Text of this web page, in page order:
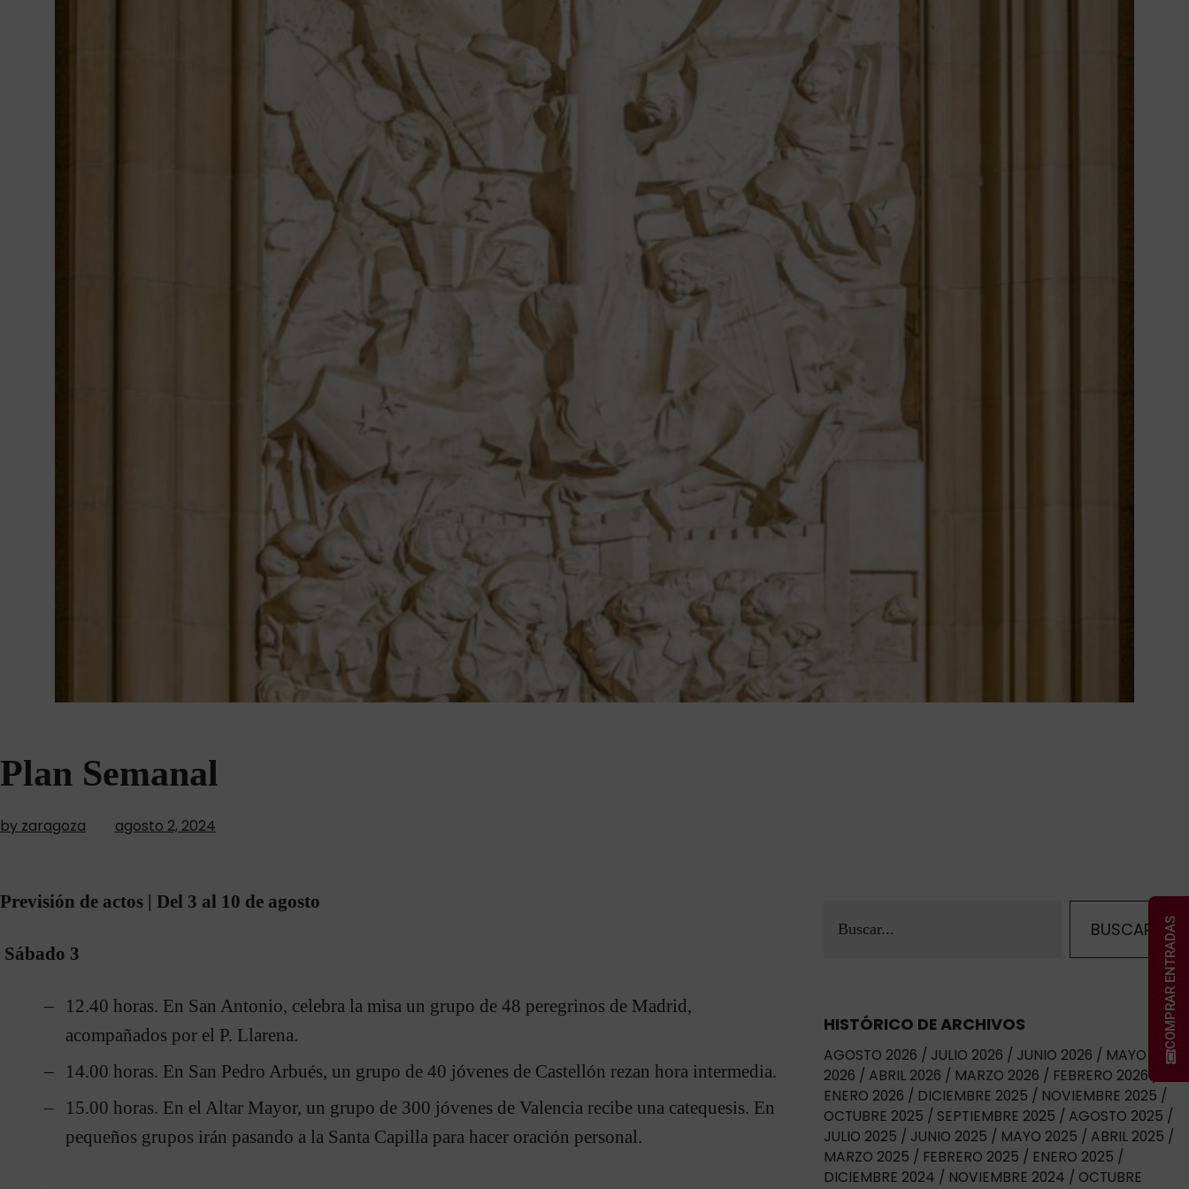
COMPRAR ENTRADAS
Plan Semanal
by zaragoza agosto 2, 2024
Previsión de actos | Del 3 al 10 de agosto
Sábado 3
12.40 horas. En San Antonio, celebra la misa un grupo de 48 peregrinos de Madrid,
acompañados por el P. Llarena.
14.00 horas. En San Pedro Arbués, un grupo de 40 jóvenes de Castellón rezan hora intermedia.
15.00 horas. En el Altar Mayor, un grupo de 300 jóvenes de Valencia recibe una catequesis. En
pequeños grupos irán pasando a la Santa Capilla para hacer oración personal.
HISTÓRICO DE ARCHIVOS
AGOSTO 2026 JULIO 2026 JUNIO 2026
MAYO
2026
ABRIL 2026 MARZO 2026
FEBRERO 2026
ENERO 2026
DICIEMBRE 2025
NOVIEMBRE 2025
OCTUBRE 2025
SEPTIEMBRE 2025
AGOSTO 2025
JULIO 2025
JUNIO 2025 MAYO 2025
ABRIL 2025
MARZO 2025
FEBRERO 2025
ENERO 2025
DICIEMBRE 2024
NOVIEMBRE 2024
OCTUBRE